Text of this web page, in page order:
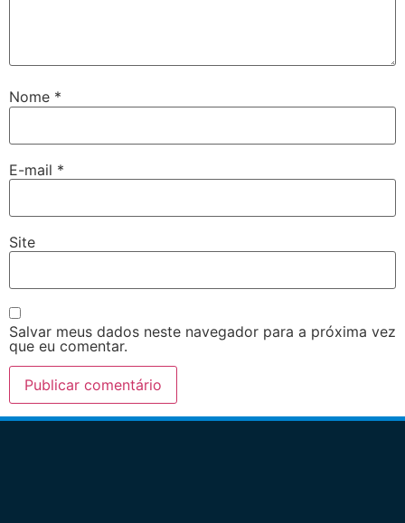
Nome *
E-mail *
Site
Salvar meus dados neste navegador para a próxima vez
que eu comentar.